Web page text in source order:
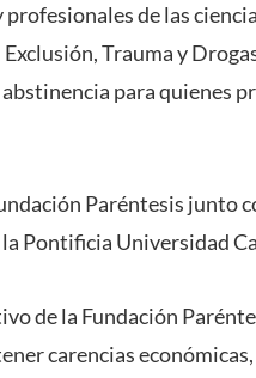
de las
Trauma y
para quienes
Paréntesis junto
Pontificia Universidad
de la Fundación
carencias